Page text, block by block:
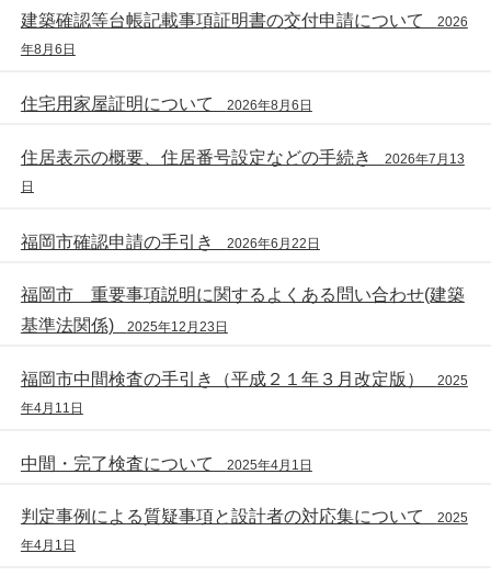
建築確認等台帳記載事項証明書の交付申請について 2026
年8月6日
住宅用家屋証明について 2026年8月6日
住居表示の概要、住居番号設定などの手続き 2026年7月13
日
福岡市確認申請の手引き 2026年6月22日
福岡市 重要事項説明に関するよくある問い合わせ(建築
基準法関係)
2025年12月23日
福岡市中間検査の手引き（平成２１年３月改定版） 2025
年4月11日
中間・完了検査について 2025年4月1日
判定事例による質疑事項と設計者の対応集について 2025
年4月1日